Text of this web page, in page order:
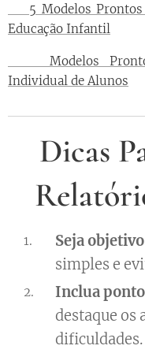
📝 5 Modelos
Educação Infantil
📝 Modelos
Individual de Alunos
Dicas
Seja
simples e
Inclua
destaque os
dificuldades.